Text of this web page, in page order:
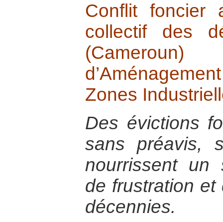
Conflit foncier
collectif des
Zones
Des évictions
sans préavis,
nourrissent un
de frustration et
décennies.